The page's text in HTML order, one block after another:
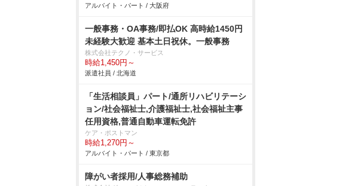
アルバイト・パート / 大阪府
一般事務・OA事務/即払OK 高時給1450円
未経験大歓迎 基本土日祝休。一般事務
株式会社テクノ・サービス
時給1,450円～
派遣社員 / 北海道
「生活相談員」パート/通所リハビリテーシ
ョン/社会福祉士,介護福祉士,社会福祉主事
任用資格,普通自動車運転免許
ケア・ポストマン
時給1,270円～
アルバイト・パート / 東京都
障がい者採用/人事総務補助